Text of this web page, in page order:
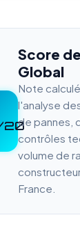
20
Score
Global
Note
l'analyse
de pannes,
contrôles
volume de
France.